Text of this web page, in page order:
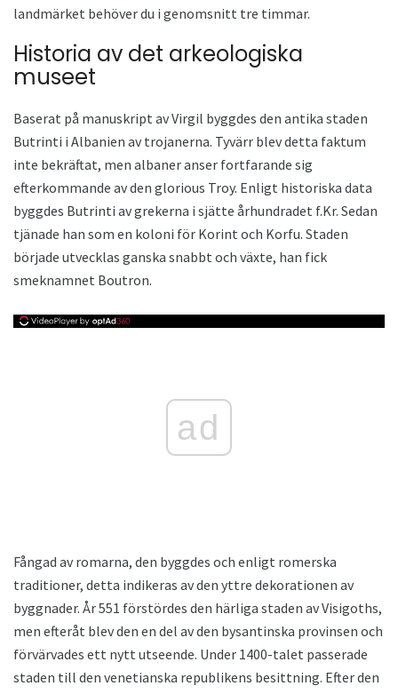
landmärket behöver du i genomsnitt tre timmar.
Historia av det arkeologiska
museet
Baserat på manuskript av Virgil byggdes den antika staden
Butrinti i Albanien av trojanerna. Tyvärr blev detta faktum
inte bekräftat, men albaner anser fortfarande sig
efterkommande av den glorious Troy. Enligt historiska data
byggdes Butrinti av grekerna i sjätte århundradet f.Kr. Sedan
tjänade han som en koloni för Korint och Korfu. Staden
började utvecklas ganska snabbt och växte, han fick
smeknamnet Boutron.
ad
Fångad av romarna, den byggdes och enligt romerska
traditioner, detta indikeras av den yttre dekorationen av
byggnader. År 551 förstördes den härliga staden av Visigoths,
men efteråt blev den en del av den bysantinska provinsen och
förvärvades ett nytt utseende. Under 1400-talet passerade
staden till den venetianska republikens besittning. Efter den